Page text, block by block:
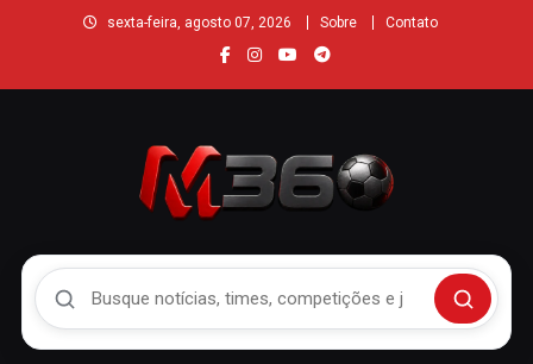
sexta-feira, agosto 07, 2026 Sobre Contato
Buscar